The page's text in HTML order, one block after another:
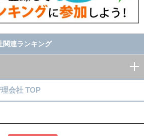
関連ランキング
会社 TOP